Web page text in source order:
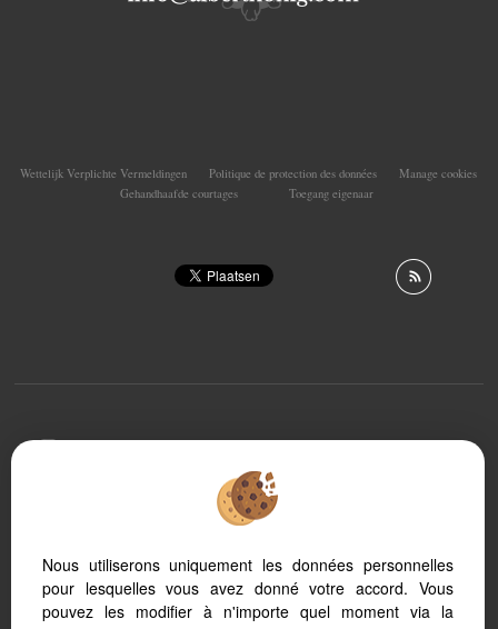
Wettelijk Verplichte Vermeldingen Politique de protection des données
Manage cookies
Gehandhaafde courtages
Toegang eigenaar
PC, tablet or smartphone, our site automatically adapts
to different types of screens
Logiciel immobilier Adapt Immo
Référencement site immobilier
Nous utiliserons uniquement les données personnelles
pour lesquelles vous avez donné votre accord. Vous
pouvez les modifier à n'importe quel moment via la